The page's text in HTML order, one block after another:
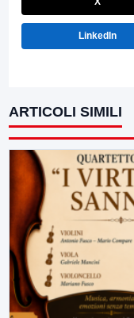
LinkedIn
ARTICOLI SIMILI